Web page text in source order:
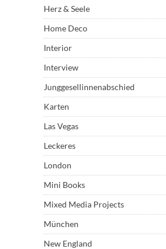
Herz & Seele
Home Deco
Interior
Interview
Junggesellinnenabschied
Karten
Las Vegas
Leckeres
London
Mini Books
Mixed Media Projects
München
New England